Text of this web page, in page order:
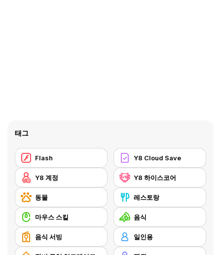
태그
Flash Y8 Cloud Save
Y8 계정 Y8 하이스코어
동물 레스토랑
마우스 스킬 음식
음식 서빙 일인용